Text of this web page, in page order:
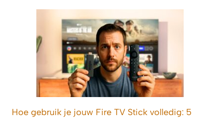
Hoe gebruik je jouw Fire TV Stick volledig: 5